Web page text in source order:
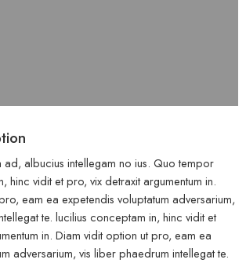
albucius intellegam no ius. Quo tempor
hinc vidit et pro, vix detraxit argumentum in.
eam ea expetendis voluptatum adversarium,
te. lucilius conceptam in, hinc vidit et
in. Diam vidit option ut pro, eam ea
adversarium, vis liber phaedrum intellegat te.